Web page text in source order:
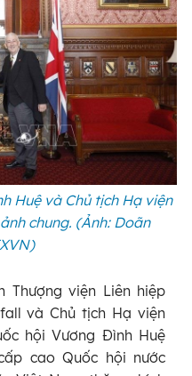
Huệ và Chủ tịch Hạ viện
chung. (Ảnh: Doãn
Thượng viện Liên hiệp
và Chủ tịch Hạ viện
hội Vương Đình Huệ
cao Quốc hội nước